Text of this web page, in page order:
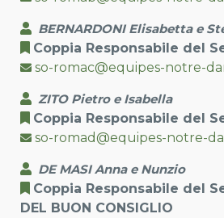
BERNARDONI Elisabetta e
Coppia Responsabile del
so-romac@equipes-notre-
ZITO Pietro e Isabella
Coppia Responsabile del
so-romad@equipes-notre-
DE MASI Anna e Nunzio
Coppia Responsabile del
DEL BUON CONSIGLIO